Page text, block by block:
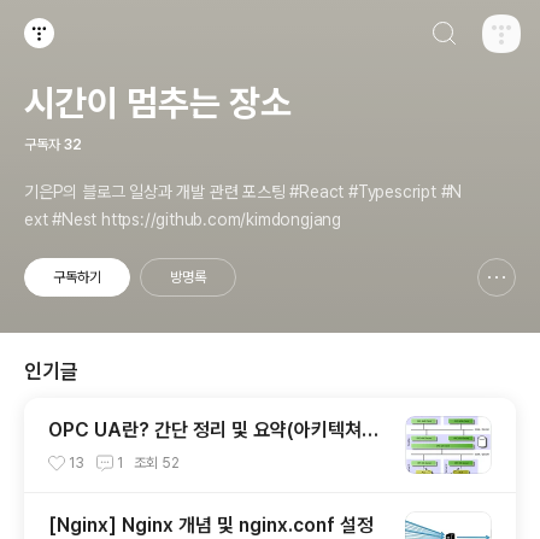
시간이 멈추는 장소
구독자 32
기은P의 블로그 일상과 개발 관련 포스팅 #React #Typescript #N
ext #Nest https://github.com/kimdongjang
구독하기 방명록
인기글
OPC UA란? 간단 정리 및 요약(아키텍쳐의
이해, Classic OPC와의 차이)
13 1 조회 52
[Nginx] Nginx 개념 및 nginx.conf 설정